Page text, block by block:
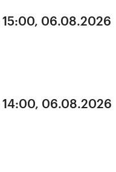
15:00, 06.08.2026
14:00, 06.08.2026